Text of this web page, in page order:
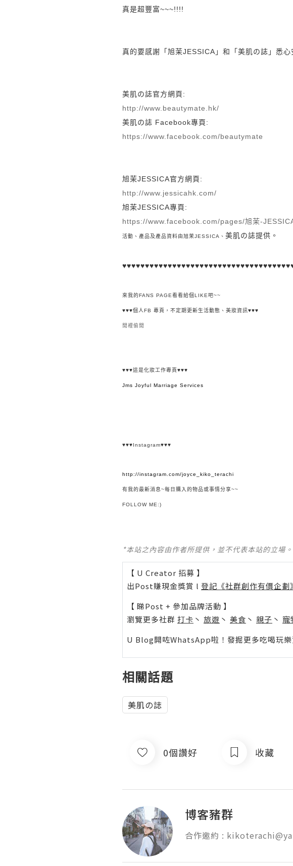
真是超豐富~~~!!!!
真的要感謝「 旭茉JESSICA」和「 美肌の誌 」悉
美肌の誌官方網頁:
http://www.beautymate.hk/
美肌の誌 Facebook專頁:
https://www.facebook.com/beautymate
旭茉JESSICA官方網頁:
http://www.jessicahk.com/
旭茉JESSICA專頁:
https://www.facebook.com/pages/旭茉-
活動、產品及產品資料由旭茉JESSICA、 美肌の誌提供。
♥♥♥♥♥♥♥♥♥♥♥♥♥♥♥♥♥♥♥♥♥♥♥♥♥♥♥♥♥♥♥♥♥♥♥♥
來我的FANS PAGE看看給個LIKE吧~~
♥♥♥個人FB 專頁，不定期更新生活動態、美妝資訊 ♥♥♥
閒裡偷閒
♥♥♥這是化妝工作專頁♥♥♥
Jms Joyful Marriage Services
♥♥♥Instagram♥♥♥
http://instagram.com/joyce_kiko_terachi
有我的最新消息~每日購入的物品或事情分享~~
FOLLOW ME:)
*本站之內容由作者所提供，並不代表本站的立場
【 U Creator 招募 】
出Post賺現金獎賞 l 登記《社群創作有價企劃》
【 睇Post + 參加品牌活動 】
瀏覽更多社群 打卡 丶 旅遊 丶 美食 丶 親子 丶 寵
U Blog開咗WhatsApp啦！發掘更多吃喝玩樂
相關話題
美肌の誌
0個讚好 收藏
博客豬群
合作邀約 :